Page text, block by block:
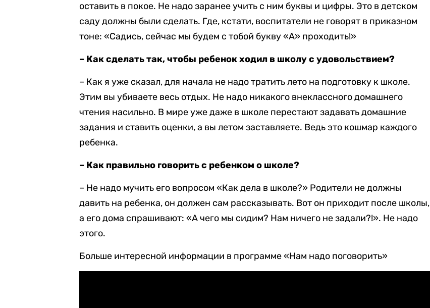
оставить в покое. Не надо заранее учить с ним буквы и цифры. Это в детском
саду должны были сделать. Где, кстати, воспитатели не говорят в приказном
тоне: «Садись, сейчас мы будем с тобой букву «А» проходить!»
– Как сделать так, чтобы ребенок ходил в школу с удовольствием?
– Как я уже сказал, для начала не надо тратить лето на подготовку к школе.
Этим вы убиваете весь отдых. Не надо никакого внеклассного домашнего
чтения насильно. В мире уже даже в школе перестают задавать домашние
задания и ставить оценки, а вы летом заставляете. Ведь это кошмар каждого
ребенка.
– Как правильно говорить с ребенком о школе?
– Не надо мучить его вопросом «Как дела в школе?» Родители не должны
давить на ребенка, он должен сам рассказывать. Вот он приходит после школы,
а его дома спрашивают: «А чего мы сидим? Нам ничего не задали?!». Не надо
этого.
Больше интересной информации в программе «Нам надо поговорить»